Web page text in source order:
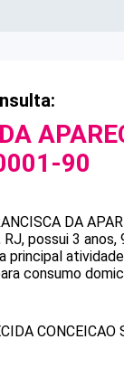
90
DA
RJ, possui 3
principal
consumo
CONCEICAO